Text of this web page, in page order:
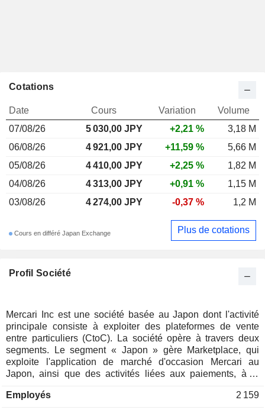
Profil Société
Mercari Inc est une société basée au Japon dont l'activité
principale consiste à exploiter des plateformes de vente
entre particuliers (CtoC). La société opère à travers deux
segments. Le segment « Japon » gère Marketplace, qui
exploite l'application de marché d'occasion Mercari au
Japon, ainsi que des activités liées aux paiements, à la
États-Unis » gère l'application de marché d'occasion Mercari
Employés 2 159
Cotations
Date Cours Variation
Volume
07/08/26
5 030,00 JPY +2,21 %
3,18 M
06/08/26
4 921,00 JPY +11,59 %
5,66 M
05/08/26
4 410,00 JPY +2,25 %
1,82 M
04/08/26
4 313,00 JPY +0,91 %
1,15 M
03/08/26
4 274,00 JPY -0,37 % 1,2 M
Cours en différé Japan Exchange Plus de cotations